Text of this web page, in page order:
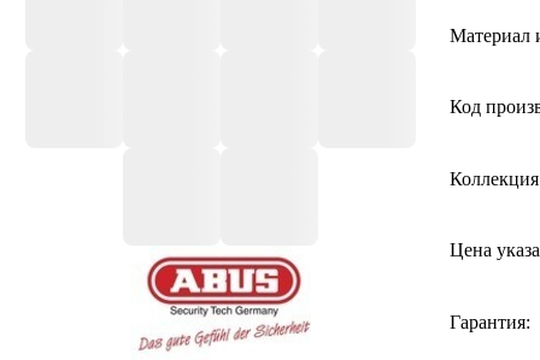
Материал
Код
Цена
Гарантия: